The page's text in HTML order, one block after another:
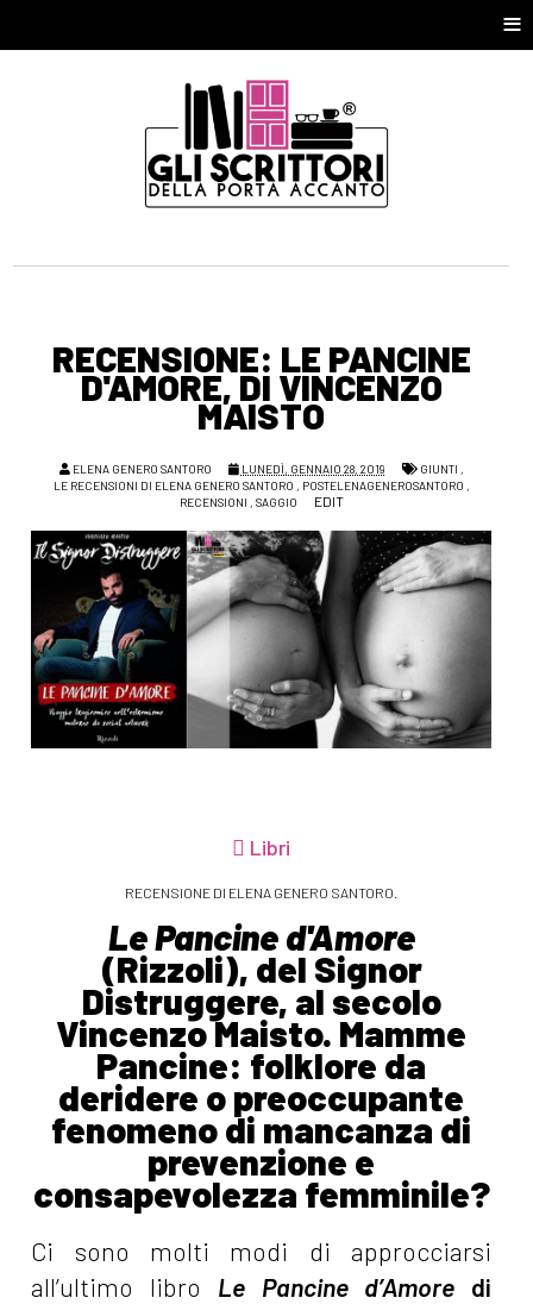
≡
RECENSIONE: LE PANCINE
D'AMORE, DI VINCENZO
MAISTO
ELENA GENERO SANTORO LUNEDÌ, GENNAIO 28, 2019 GIUNTI ,
LE RECENSIONI DI ELENA GENERO SANTORO , POSTELENAGENEROSANTORO ,
RECENSIONI , SAGGIO EDIT
Libri
RECENSIONE DI ELENA GENERO SANTORO.
Le Pancine d'Amore
(Rizzoli), del Signor
Distruggere, al secolo
Vincenzo Maisto. Mamme
Pancine: folklore da
deridere o preoccupante
fenomeno di mancanza di
prevenzione e
consapevolezza femminile?
Ci sono molti modi di approcciarsi
all’ultimo libro Le Pancine d’Amore di